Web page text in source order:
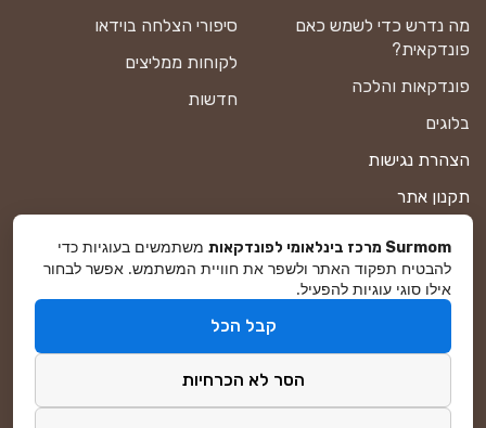
מה נדרש כדי לשמש כאם
פונדקאית?
פונדקאות והלכה
בלוגים
הצהרת נגישות
תקנון אתר
מפת אתר
סיפורי הצלחה בוידאו
לקוחות ממליצים
חדשות
פיתוח ושיווק באינטרנטDreamZone
Surmom מרכז בינלאומי לפונדקאות
משתמשים בעוגיות כדי
להבטיח תפקוד האתר ולשפר את חוויית המשתמש. אפשר לבחור
אילו סוגי עוגיות להפעיל.
קבל הכל
הסר לא הכרחיות